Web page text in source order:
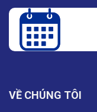
VỀ CHÚNG TÔI